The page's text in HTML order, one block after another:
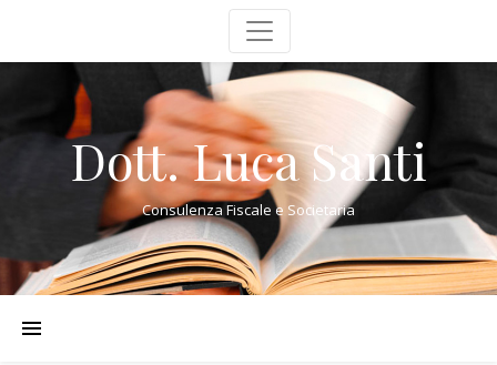
Dott. Luca Santi
Consulenza Fiscale e Societaria